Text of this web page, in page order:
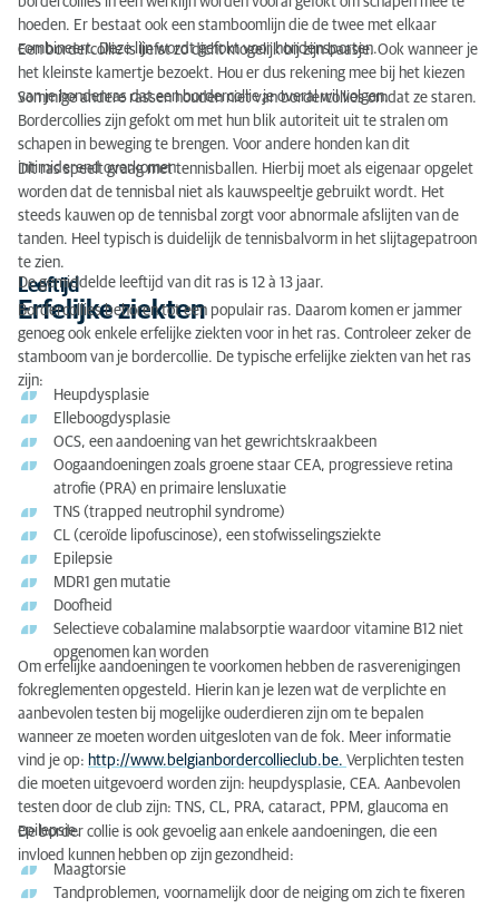
hoeden. Er bestaat ook een stamboomlijn die de twee met elkaar
combineert. Deze lijn wordt gefokt voor hondensporten.
Een bordercollie is liefst zo dicht mogelijk bij zijn baasje. Ook wanneer je
het kleinste kamertje bezoekt. Hou er dus rekening mee bij het kiezen
van je hondenras dat een bordercollie je overal wil volgen.
Sommige andere rassen houden niet van bordercollies omdat ze staren.
Bordercollies zijn gefokt om met hun blik autoriteit uit te stralen om
schapen in beweging te brengen. Voor andere honden kan dit
intimiderend overkomen.
Dit ras speelt graag met tennisballen. Hierbij moet als eigenaar opgelet
worden dat de tennisbal niet als kauwspeeltje gebruikt wordt. Het
steeds kauwen op de tennisbal zorgt voor abnormale afslijten van de
tanden. Heel typisch is duidelijk de tennisbalvorm in het slijtagepatroon
te zien.
Leeftijd
De gemiddelde leeftijd van dit ras is 12 à 13 jaar.
Erfelijke ziekten
Bordercollies behoren tot een populair ras. Daarom komen er jammer
genoeg ook enkele erfelijke ziekten voor in het ras. Controleer zeker de
stamboom van je bordercollie. De typische erfelijke ziekten van het ras
zijn:
Heupdysplasie
Elleboogdysplasie
OCS, een aandoening van het gewrichtskraakbeen
Oogaandoeningen zoals groene staar CEA, progressieve retina
atrofie (PRA) en primaire lensluxatie
TNS (trapped neutrophil syndrome)
CL (ceroïde lipofuscinose), een stofwisselingsziekte
Epilepsie
MDR1 gen mutatie
Doofheid
Selectieve cobalamine malabsorptie waardoor vitamine B12 niet
opgenomen kan worden
Om erfelijke aandoeningen te voorkomen hebben de rasverenigingen
fokreglementen opgesteld. Hierin kan je lezen wat de verplichte en
aanbevolen testen bij mogelijke ouderdieren zijn om te bepalen
wanneer ze moeten worden uitgesloten van de fok. Meer informatie
vind je op: http://www.belgianbordercollieclub.be. Verplichten testen
die moeten uitgevoerd worden zijn: heupdysplasie, CEA. Aanbevolen
testen door de club zijn: TNS, CL, PRA, cataract, PPM, glaucoma en
epilepsie.
De border collie is ook gevoelig aan enkele aandoeningen, die een
invloed kunnen hebben op zijn gezondheid:
Maagtorsie
Tandproblemen, voornamelijk door de neiging om zich te fixeren